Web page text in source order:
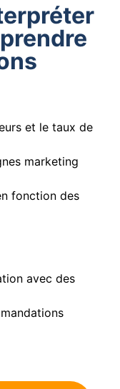
et le taux de
marketing
fonction des
avec des